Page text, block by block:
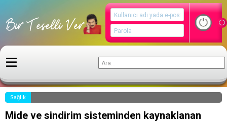
Sağlık
Mide ve sindirim sisteminden kaynaklanan